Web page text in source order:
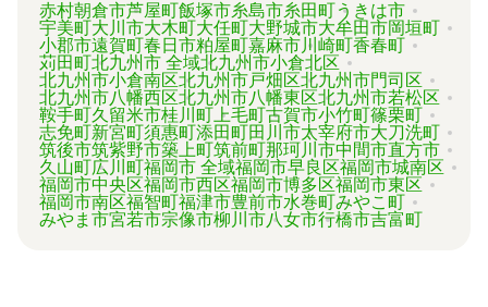
赤村朝倉市芦屋町飯塚市糸島市糸田町うきは市
宇美町大川市大木町大任町大野城市大牟田市岡垣町
小郡市遠賀町春日市粕屋町嘉麻市川崎町香春町
苅田町北九州市 全域北九州市小倉北区
北九州市小倉南区北九州市戸畑区北九州市門司区
北九州市八幡西区北九州市八幡東区北九州市若松区
鞍手町久留米市桂川町 上毛町古賀市小竹町篠栗町
志免町新宮町須惠町添田町田川市太宰府市大刀洗町
筑後市筑紫野市築上町筑前町那珂川市中間市直方市
久山町広川町福岡市 全域福岡市早良区福岡市城南区
福岡市中央区福岡市西区福岡市博多区福岡市東区
福岡市南区福智町福津市豊前市水巻町みやこ町
みやま市宮若市宗像市柳川市八女市行橋市吉富町